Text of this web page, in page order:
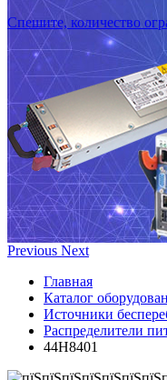
Спешите, количество
Previous Next
Главная
Каталог
Источники
Распределители
44H8401